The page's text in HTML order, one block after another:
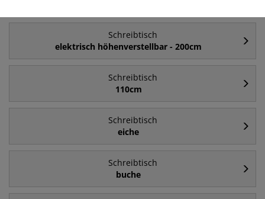
Schreibtisch
elektrisch höhenverstellbar - 200cm
Schreibtisch
110cm
Schreibtisch
eiche
Schreibtisch
buche